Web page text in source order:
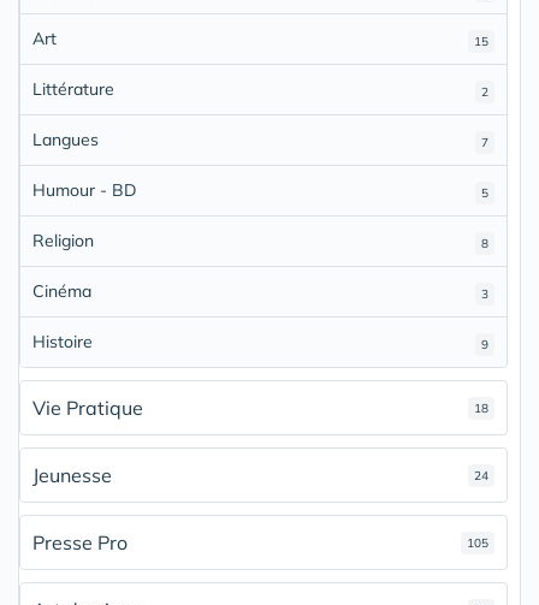
Art 15
Littérature 2
Langues 7
Humour - BD 5
Religion 8
Cinéma 3
Histoire 9
Vie Pratique 18
Jeunesse 24
Presse Pro 105